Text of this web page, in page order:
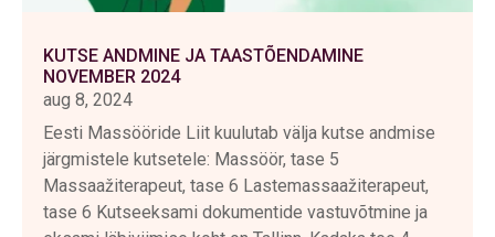
KUTSE ANDMINE JA TAASTÕENDAMINE
NOVEMBER 2024
aug 8, 2024
Eesti Massööride Liit kuulutab välja kutse andmise
järgmistele kutsetele: Massöör, tase 5
Massaažiterapeut, tase 6 Lastemassaažiterapeut,
tase 6 Kutseeksami dokumentide vastuvõtmine ja